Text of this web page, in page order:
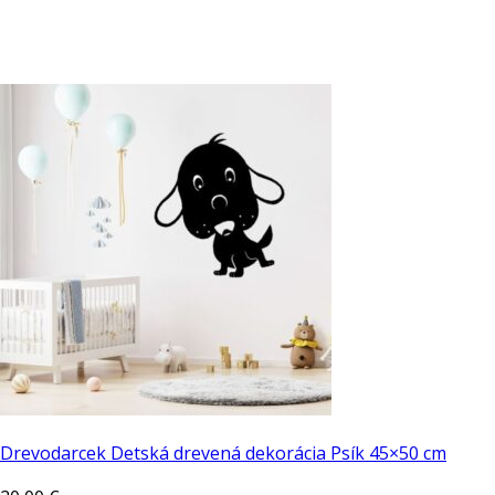
Drevodarcek Detská drevená dekorácia Psík 45×50 cm